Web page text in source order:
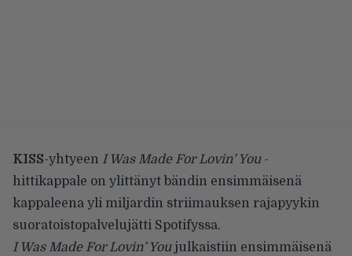
KISS-yhtyeen I Was Made For Lovin’ You-
hittikappale on ylittänyt bändin ensimmäisenä
kappaleena yli miljardin striimauksen rajapyykin
suoratoistopalvelujätti Spotifyssa.
I Was Made For Lovin’ Youjulkaistiin ensimmäisenä